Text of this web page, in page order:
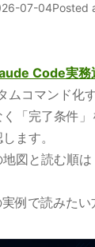
07-04Posted
Code実務
ムコマンド化
「完了条件」
ます。
図と読む順は
例で読みたい